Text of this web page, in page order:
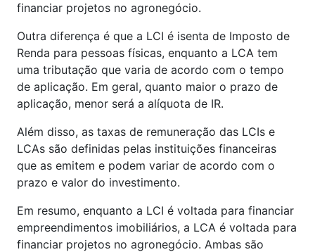
financiar projetos no agronegócio.
Outra diferença é que a LCI é isenta de Imposto de
Renda para pessoas físicas, enquanto a LCA tem
uma tributação que varia de acordo com o tempo
de aplicação. Em geral, quanto maior o prazo de
aplicação, menor será a alíquota de IR.
Além disso, as taxas de remuneração das LCIs e
LCAs são definidas pelas instituições financeiras
que as emitem e podem variar de acordo com o
prazo e valor do investimento.
Em resumo, enquanto a LCI é voltada para financiar
empreendimentos imobiliários, a LCA é voltada para
financiar projetos no agronegócio. Ambas são